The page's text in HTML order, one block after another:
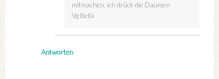
mitmachen, ich drück die Daumen
Vg Bella
Antworten